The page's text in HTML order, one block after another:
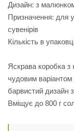
Дизайн: з
Призначення: для
сувенірів
Кількість в
Яскрава коробка з
чудовим
барвистий дизайн
Вміщує до 800 г